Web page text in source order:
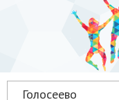
Голосеево